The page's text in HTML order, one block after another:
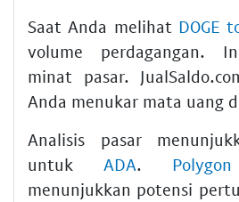
Saat Anda melihat DOGE
volume perdagangan.
minat pasar.
Anda menukar mata uang
Analisis pasar
untuk ADA.
menunjukkan potensi